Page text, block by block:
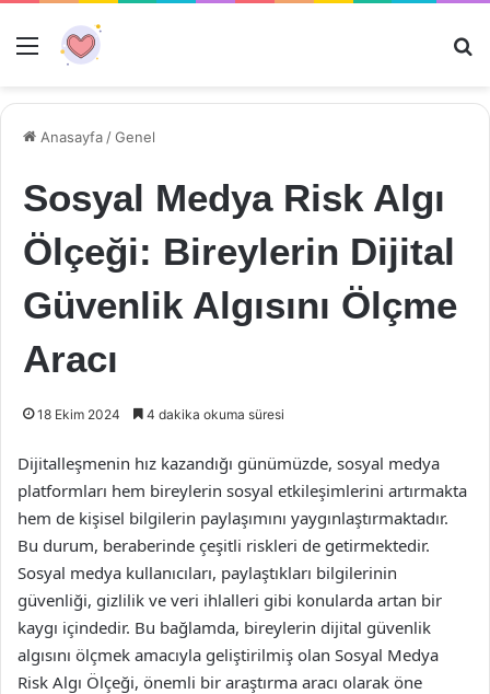
Menü
Anasayfa /Genel
Sosyal Medya Risk Algı
Ölçeği: Bireylerin Dijital
Güvenlik Algısını Ölçme
Aracı
18 Ekim 2024 4 dakika okuma süresi
Dijitalleşmenin hız kazandığı günümüzde, sosyal medya
platformları hem bireylerin sosyal etkileşimlerini artırmakta
hem de kişisel bilgilerin paylaşımını yaygınlaştırmaktadır.
Bu durum, beraberinde çeşitli riskleri de getirmektedir.
Sosyal medya kullanıcıları, paylaştıkları bilgilerinin
güvenliği, gizlilik ve veri ihlalleri gibi konularda artan bir
kaygı içindedir. Bu bağlamda, bireylerin dijital güvenlik
algısını ölçmek amacıyla geliştirilmiş olan Sosyal Medya
Risk Algı Ölçeği, önemli bir araştırma aracı olarak öne